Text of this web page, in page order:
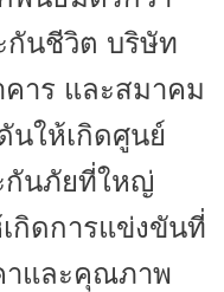
กันชีวิต บริษัท
าร และสมาคม
นให้เกิดศูนย์
กันภัยที่ใหญ่
กิดการแข่งขันที่
าและคุณภาพ